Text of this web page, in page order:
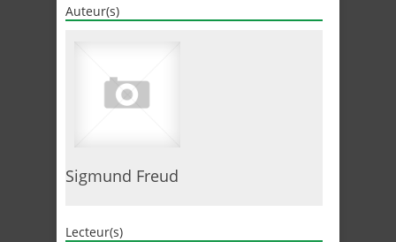
Auteur(s)
Sigmund Freud
Lecteur(s)